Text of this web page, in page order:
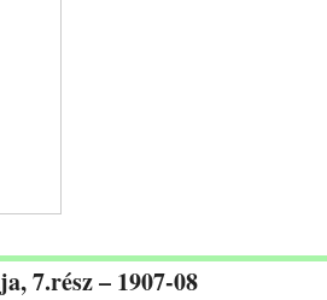
7.rész – 1907-08